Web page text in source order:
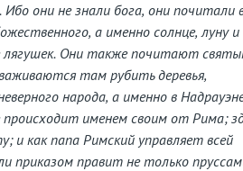
они не знали бога, они почитали
а именно солнце, луну и
лягушек. Они также почитают
там рубить деревья,
народа, а именно в
именем своим от Рима;
и как папа Римский управляет всей
приказом правит не только